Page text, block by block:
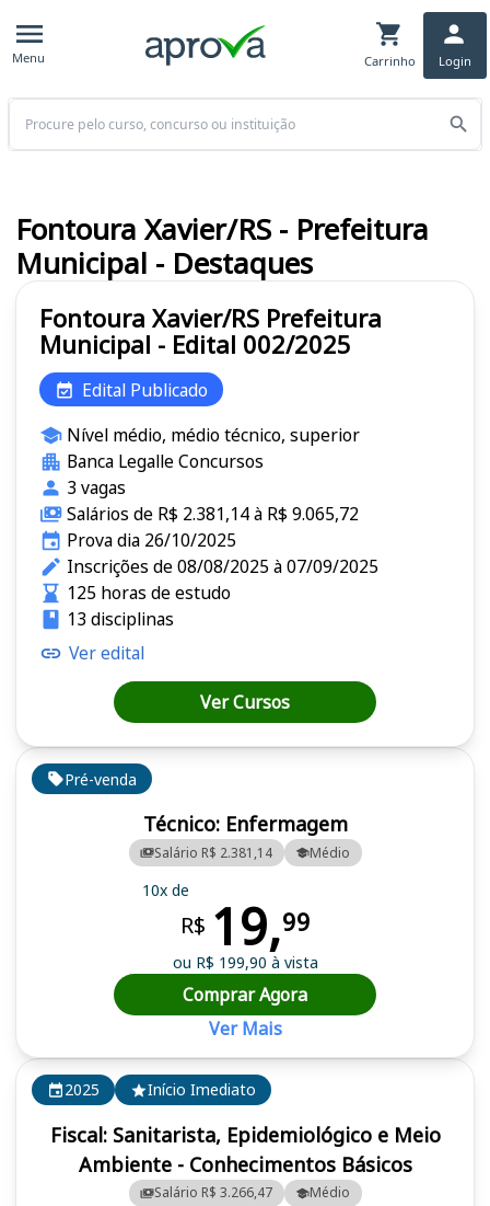
Menu Carrinho Login
Buscar
2025 Início Imediato
Fiscal: Sanitarista, Epidemiológico e Meio
Ambiente - Conhecimentos Básicos
Salário R$ 3.266,47 Médio
Pré-venda
Técnico: Enfermagem
Salário R$ 2.381,14 Médio
10x de
R$ 19,99
ou R$ 199,90 à vista
Comprar Agora
Ver Mais
Fontoura Xavier/RS Prefeitura
Municipal - Edital 002/2025
Edital Publicado
Nível médio, médio técnico, superior
Banca Legalle Concursos
3 vagas
Salários de R$ 2.381,14 à R$ 9.065,72
Prova dia 26/10/2025
Inscrições de 08/08/2025 à 07/09/2025
125 horas de estudo
13 disciplinas
Ver edital
Ver Cursos
Fontoura Xavier/RS - Prefeitura
Municipal - Destaques